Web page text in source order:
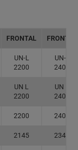
FRONTAL FRONTAL
UN-L
2200
UN-L
2400
UN L
2200
UN L
2400
2200 2400
2145 2345